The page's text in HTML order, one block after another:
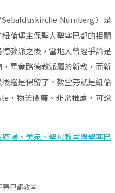
Nürnberg）是
倫堡主保聖人聖塞巴都的相關
教派之後，當地人曾經爭論是
畢竟路德教派屬於新教，而新
還是保留了。教堂旁就是紐倫
，物美價廉、非常推薦，可說
廣場、美泉、聖母教堂與聖塞巴
塞巴都教堂